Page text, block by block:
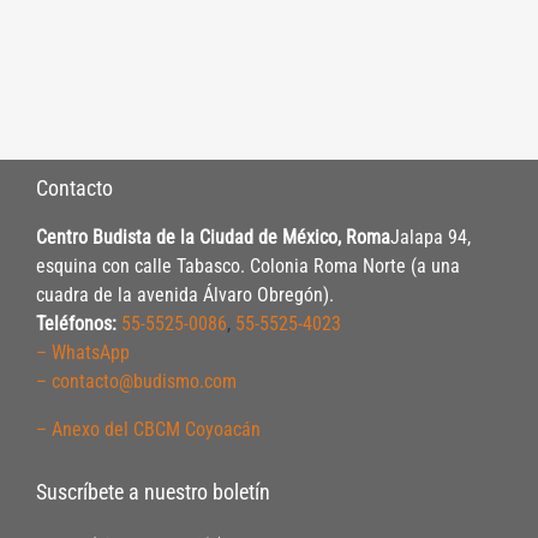
Contacto
Centro Budista de la Ciudad de México, RomaJalapa 94,
esquina con calle Tabasco. Colonia Roma Norte (a una
cuadra de la avenida Álvaro Obregón).
Teléfonos: 55-5525-0086, 55-5525-4023
– WhatsApp
– contacto@budismo.com
– Anexo del CBCM Coyoacán
Suscríbete a nuestro boletín